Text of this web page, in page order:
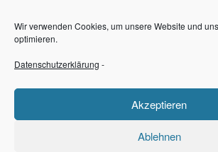
Wir verwenden Cookies, um unsere Website und
optimieren.
Datenschutzerklärung -
Akzeptieren
Ablehnen
Suchen